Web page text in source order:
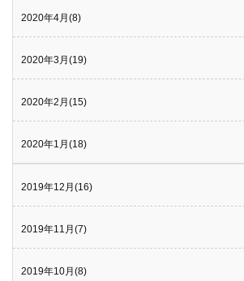
2020年4月(8)
2020年3月(19)
2020年2月(15)
2020年1月(18)
2019年12月(16)
2019年11月(7)
2019年10月(8)